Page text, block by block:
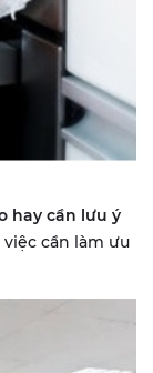
hay cần lưu ý
cần làm ưu